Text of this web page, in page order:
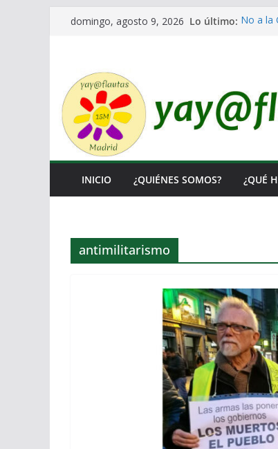
Saltardomingo, agosto 9, 2026 Lo último: No a la
INICIO ¿QUIÉNES SOMOS? ¿QUÉ
antimilitarismo